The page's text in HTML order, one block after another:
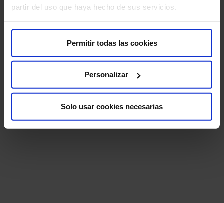
partir del uso que haya hecho de sus servicios.
Permitir todas las cookies
Personalizar
Solo usar cookies necesarias